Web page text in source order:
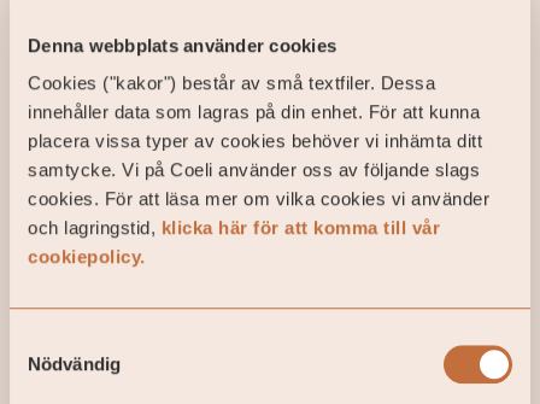
Denna webbplats använder cookies
Cookies ("kakor") består av små textfiler. Dessa
innehåller data som lagras på din enhet. För att kunna
placera vissa typer av cookies behöver vi inhämta ditt
samtycke. Vi på Coeli använder oss av följande slags
cookies. För att läsa mer om vilka cookies vi använder
och lagringstid, klicka här för att komma till vår
cookiepolicy.
Nödvändig
bolag och med det menar han 10%
omsättningstillväxt och 10% EBIT-marginal. Sedan
2018 har bolaget överträffat sin guidance med råge
och i många fall har omsättningen vuxit 12–40% per
år. Andrea berättade att bolaget mest sannolikt
kommer att guida för en omsättningstillväxt på 10%
för 2023. Bolagets omsättning drivs till största del av
nyförsäljning och andelen återkommande intäkter är
omsättningen beroende på affärsområde.
EL.En. planerar att börsnotera en del av den